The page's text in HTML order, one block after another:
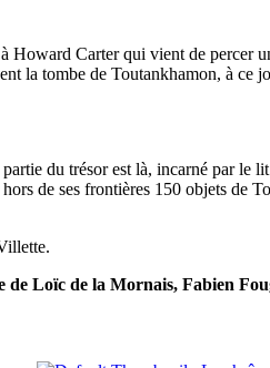
Howard Carter qui vient de percer
la tombe de Toutankhamon, à ce
du trésor est là, incarné par le
de ses frontières 150 objets de
de Loïc de la Mornais, Fabien